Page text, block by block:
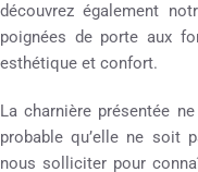
découvrez également
poignées de porte aux
esthétique et confort.
La charnière présentée
probable qu’elle ne soit
nous solliciter pour